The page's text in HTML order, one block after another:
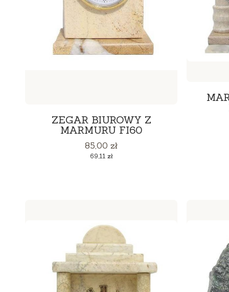
ZEGAR BIUROWY Z
MARMURU FI60
Cena
85,00 zł
Cena
69,11 zł